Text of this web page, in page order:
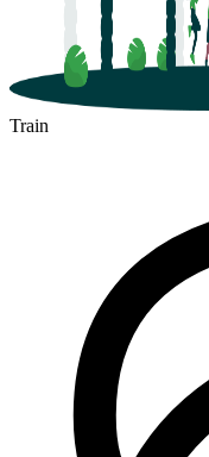
Train